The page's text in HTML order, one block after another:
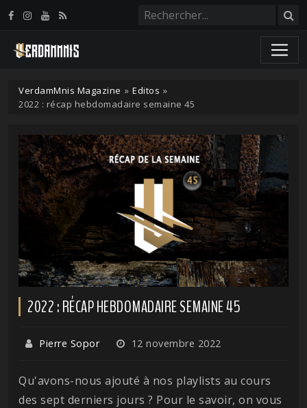
VerdamMnis Magazine » Editos »
2022 : récap hebdomadaire semaine 45
2022 : RÉCAP HEBDOMADAIRE SEMAINE 45
Pierre Sopor 12 novembre 2022
Qu'avons-nous ajouté à nos playlists au cours
des sept derniers jours ? Pour le savoir, on vous
Panneau de gestion des cookies